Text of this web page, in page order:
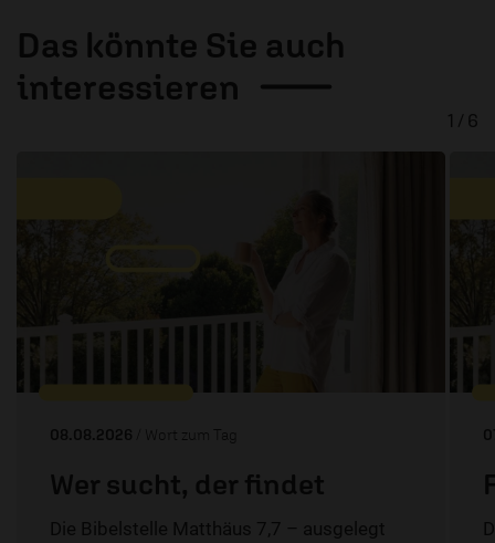
Das könnte Sie auch
interessieren
08.08.2026 / Wort zum Tag
Wer sucht, der findet
Die Bibelstelle Matthäus 7,7 – ausgelegt
1 / 6